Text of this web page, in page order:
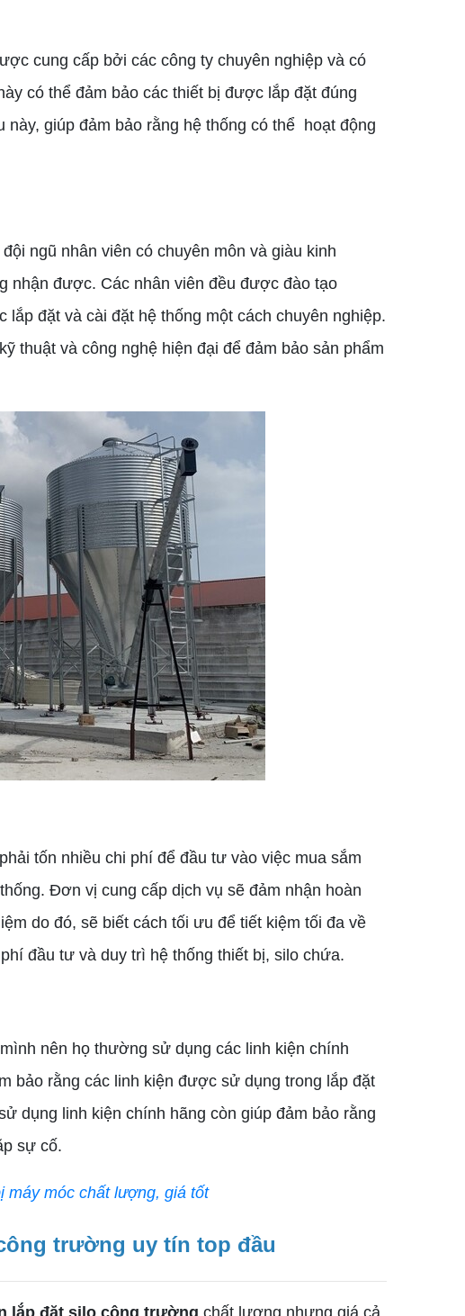
cung cấp bởi các công ty chuyên nghiệp và có
có thể đảm bảo các thiết bị được lắp đặt đúng
giúp đảm bảo rằng hệ thống có thể hoạt động
ngũ nhân viên có chuyên môn và giàu kinh
nhận được. Các nhân viên đều được đào tạo
đặt và cài đặt hệ thống một cách chuyên nghiệp.
thuật và công nghệ hiện đại để đảm bảo sản phẩm
tốn nhiều chi phí để đầu tư vào việc mua sắm
Đơn vị cung cấp dịch vụ sẽ đảm nhận hoàn
do đó, sẽ biết cách tối ưu để tiết kiệm tối đa về
đầu tư và duy trì hệ thống thiết bị, silo chứa.
nên họ thường sử dụng các linh kiện chính
bảo rằng các linh kiện được sử dụng trong lắp đặt
dụng linh kiện chính hãng còn giúp đảm bảo rằng
sự cố.
máy móc chất lượng, giá tốt
trường uy tín top đầu
lắp đặt silo công trường chất lượng nhưng giá cả